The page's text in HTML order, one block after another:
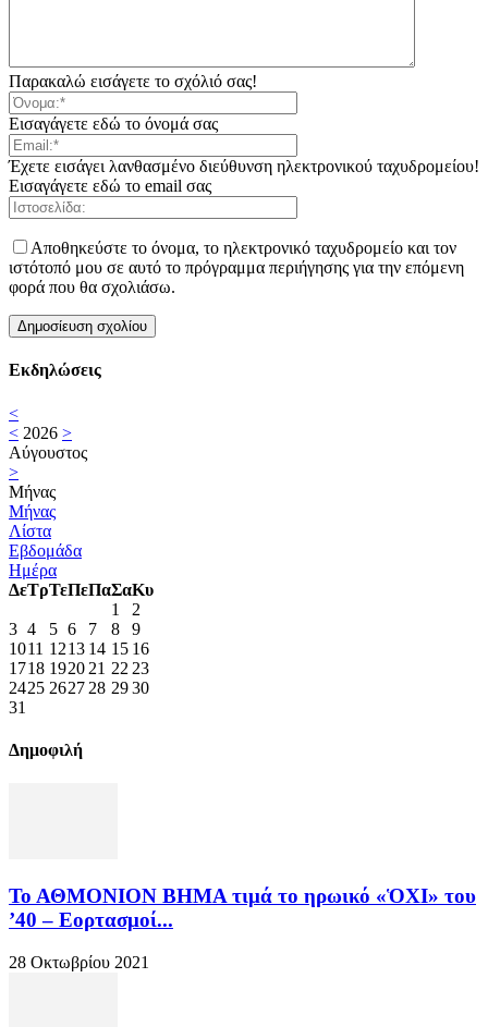
Παρακαλώ εισάγετε το σχόλιό σας!
Εισαγάγετε εδώ το όνομά σας
Έχετε εισάγει λανθασμένο διεύθυνση ηλεκτρονικού ταχυδρομείου!
Εισαγάγετε εδώ το email σας
Αποθηκεύστε το όνομα, το ηλεκτρονικό ταχυδρομείο και τον
ιστότοπό μου σε αυτό το πρόγραμμα περιήγησης για την επόμενη
φορά που θα σχολιάσω.
Εκδηλώσεις
<
< 2026 >
Αύγουστος
>
Μήνας
Μήνας
Λίστα
Εβδομάδα
Ημέρα
ΔεΤρΤεΠεΠαΣαΚυ
1
2
3 4 5 6 7 8
9
1011 1213 14 15 16
1718 1920 21 22 23
2425 2627 28 2930
31
Δημοφιλή
Το ΑΘΜΟΝΙΟΝ ΒΗΜΑ τιμά το ηρωικό «ὉΧΙ» του
’40 – Εορτασμοί...
28 Οκτωβρίου 2021